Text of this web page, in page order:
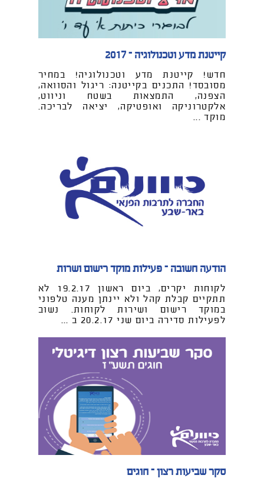
קייטנת מדע וטכנולוגיה – 2017
חדש! קייטנת מדע וטכנולוגיה! במחיר
מסובסד! התכנים בקייטנה: ריגול והסוואה,
הצפנה, התמצאות בשטח וניווט,
אלקטרוניקה ואופטיקה, יציאה לבריכה.
מוקד ...
הודעה חשובה – פעילות מוקד רישום ושרות
לקוחות יקרים, ביום ראשון 19.2.17 לא
תתקיים קבלת קהל ולא יינתן מענה טלפוני
במוקד רישום ושירות לקוחות. נשוב
לפעילות סדירה ביום שני 20.2.17 ב ...
סקר שביעות רצון – חוגים